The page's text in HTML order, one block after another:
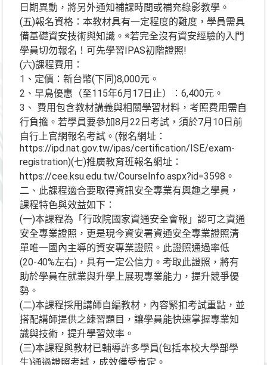
日期異動，將另外通知補課時間或補充錄影教學。
(五)報名資格：本教材具有一定程度的難度，學員需具
備基礎資安技術與知識。※若完全沒有資安經驗的入門
學員切勿報名！可先學習IPAS初階證照!
(六)課程費用：
1、定價：新台幣(下同)8,000元。
2、早鳥優惠（至115年6月17日止）：6,400元。
3、 費用包含教材講義與相關學習材料，考照費用需自
行負擔。若學員要參加8月22日考試，須於7月10日前
自行上官網報名考試。(報名網址：
https://ipd.nat.gov.tw/ipas/certification/ISE/exam-
registration)(七)推廣教育班報名網址：
https://cee.ksu.edu.tw/CourseInfo.aspx?id=3598。
二、此課程適合要取得資訊安全專業有興趣之學員，
課程特色與效益如下：
(一)本課程為「行政院國家資通安全會報」認可之資通
安全專業證照，更是現今資安署資通安全專業證照清
單唯一國內主導的資安專業證照。此證照通過率低
(20-40%左右)，具有一定公信力。考取此證照，將有
助於學員在就業與升學上展現專業能力，提升競爭優
勢。
(二)本課程採用講師自編教材，內容緊扣考試重點，並
搭配講師提供之練習題目，讓學員能快速掌握專業知
識與技術，提升學習效率。
(三)本課程與教材已輔導許多學員(包括本校大學部學
生)通過證照考試，成效備受肯定。